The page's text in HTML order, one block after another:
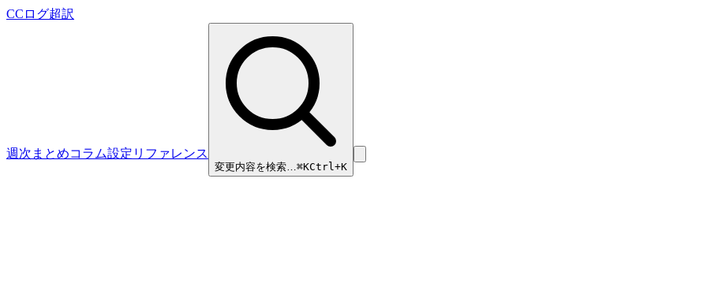
CCログ超訳
週次まとめコラム設定リファレンス
変更内容を検索…⌘KCtrl+K